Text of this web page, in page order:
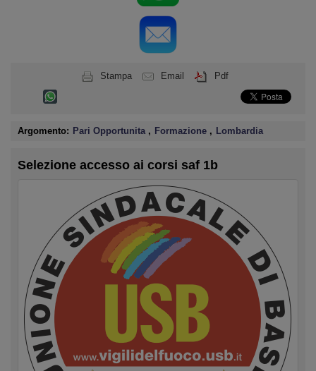
Stampa Email Pdf
Argomento: Pari Opportunita , Formazione , Lombardia
Selezione accesso ai corsi saf 1b